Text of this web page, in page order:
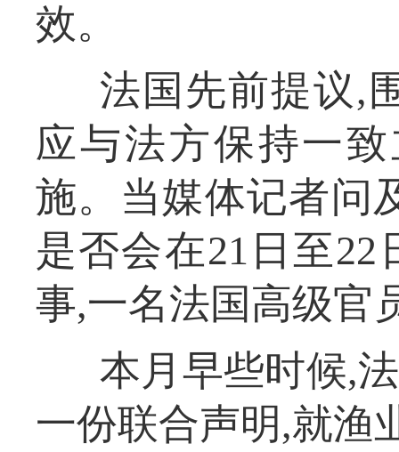
效。
法国先前提议,
应与法方保持一
施。当媒体记者问
是否会在21日至
事,一名法国高级官
本月早些时候,
一份联合声明,就渔